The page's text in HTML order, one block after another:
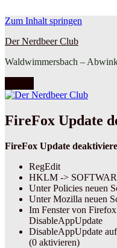
Zum Inhalt springen
Der Nerdbeer Club
Waldwimmersbach –
FireFox Update
FireFox Update
RegEdit
HKLM ->
Unter Policies neuen
Unter Mozilla neuen
Im Fenster von
DisableAppUpdate
DisableAppUpdate
(0 aktivieren)